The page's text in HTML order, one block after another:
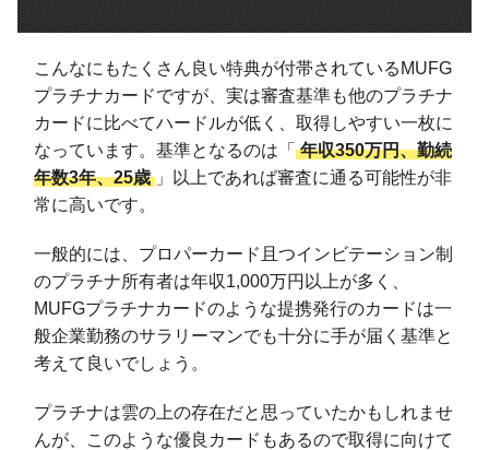
こんなにもたくさん良い特典が付帯されているMUFG
プラチナカードですが、実は審査基準も他のプラチナ
カードに比べてハードルが低く、取得しやすい一枚に
なっています。基準となるのは「 年収350万円、勤続
年数3年、25歳 」以上であれば審査に通る可能性が非
常に高いです。
一般的には、プロパーカード且つインビテーション制
のプラチナ所有者は年収1,000万円以上が多く、
MUFGプラチナカードのような提携発行のカードは一
般企業勤務のサラリーマンでも十分に手が届く基準と
考えて良いでしょう。
プラチナは雲の上の存在だと思っていたかもしれませ
んが、このような優良カードもあるので取得に向けて